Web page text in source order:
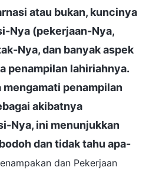
atau bukan, kuncinya
Nya (pekerjaan-Nya,
Nya, dan banyak aspek
penampilan lahiriahnya.
mengamati penampilan
akibatnya
Nya, ini menunjukkan
dan tidak tahu apa-
dan Pekerjaan